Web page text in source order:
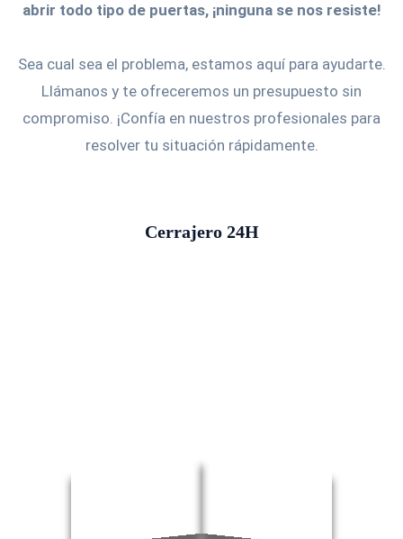
abrir todo tipo de puertas, ¡ninguna se nos resiste!
Sea cual sea el problema, estamos aquí para ayudarte.
Llámanos y te ofreceremos un presupuesto sin
compromiso. ¡Confía en nuestros profesionales para
resolver tu situación rápidamente.
Cerrajero 24H